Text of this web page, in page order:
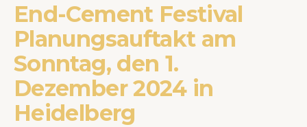
End-Cement Festival
Planungsauftakt am
Sonntag, den 1.
Dezember 2024 in
Heidelberg